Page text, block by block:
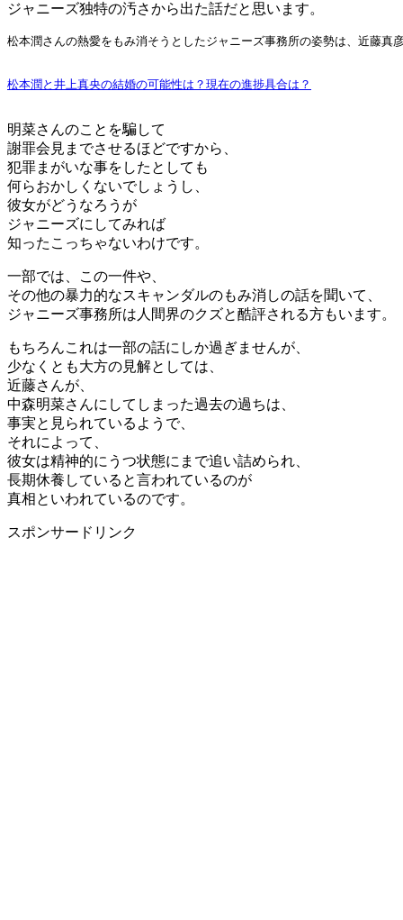
ジャニーズ独特の汚さから出た話だと思います。
松本潤さんの熱愛をもみ消そうとしたジャニーズ事務所の姿勢は、近藤真
松本潤と井上真央の結婚の可能性は？現在の進捗具合は？
明菜さんのことを騙して
謝罪会見までさせるほどですから、
犯罪まがいな事をしたとしても
何らおかしくないでしょうし、
彼女がどうなろうが
ジャニーズにしてみれば
知ったこっちゃないわけです。
一部では、この一件や、
その他の暴力的なスキャンダルのもみ消しの話を聞いて、
ジャニーズ事務所は人間界のクズと酷評される方もいます。
もちろんこれは一部の話にしか過ぎませんが、
少なくとも大方の見解としては、
近藤さんが、
中森明菜さんにしてしまった過去の過ちは、
事実と見られているようで、
それによって、
彼女は精神的にうつ状態にまで追い詰められ、
長期休養していると言われているのが
真相といわれているのです。
スポンサードリンク